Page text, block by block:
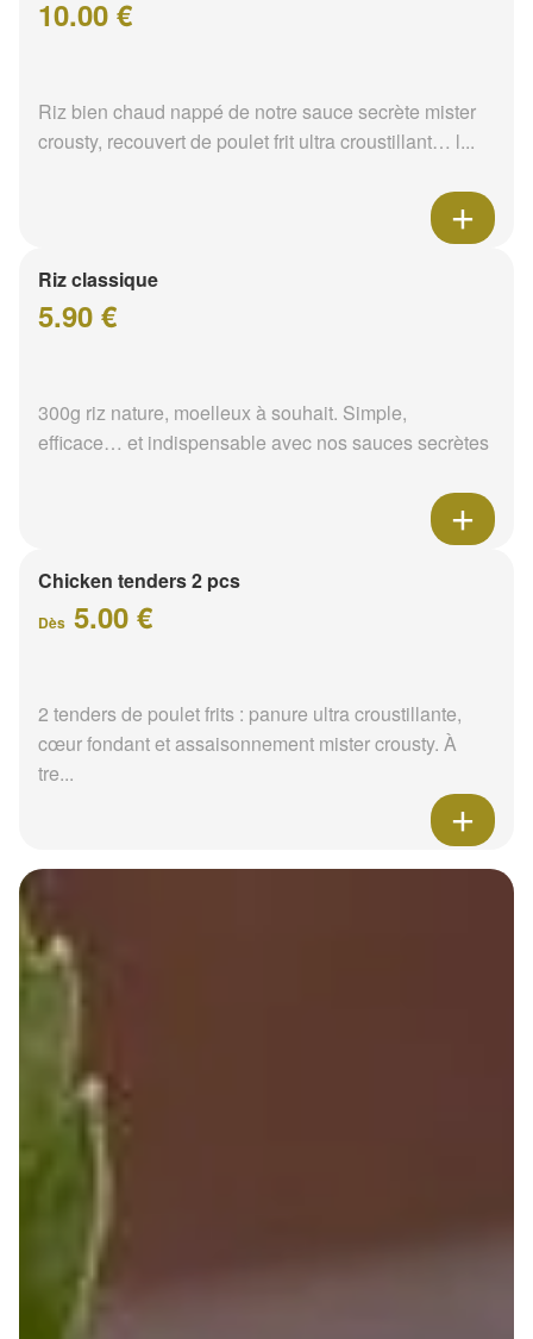
10.00 €
Riz bien chaud nappé de notre sauce secrète mister
crousty, recouvert de poulet frit ultra croustillant… l...
Riz classique
5.90 €
300g riz nature, moelleux à souhait. Simple,
efficace… et indispensable avec nos sauces secrètes
Chicken tenders 2 pcs
Dès 5.00 €
2 tenders de poulet frits : panure ultra croustillante,
cœur fondant et assaisonnement mister crousty. À
tre...